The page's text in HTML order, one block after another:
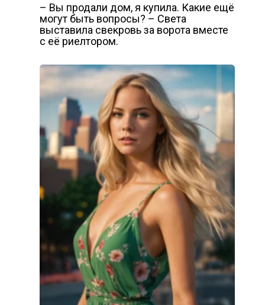
– Вы продали дом, я купила. Какие ещё
могут быть вопросы? – Света
выставила свекровь за ворота вместе
с её риелтором.